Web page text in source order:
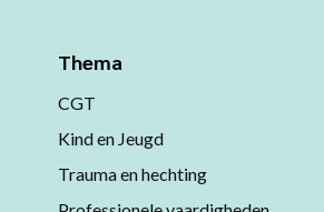
Thema
CGT
Kind en Jeugd
Trauma en hechting